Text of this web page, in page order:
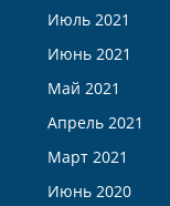
Июль 2021
Июнь 2021
Май 2021
Апрель 2021
Март 2021
Июнь 2020